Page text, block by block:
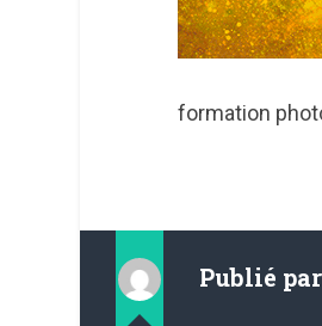
formation
Publié par